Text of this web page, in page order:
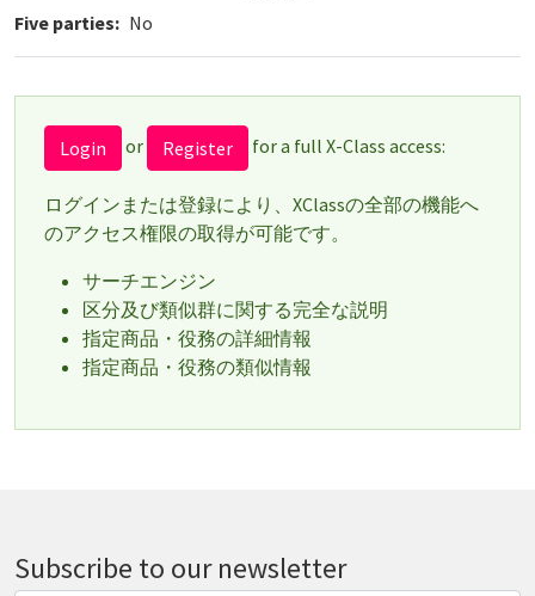
Five parties No
Login or Register for a full X-Class access:
ログインまたは登録により、XClassの全部の機能へ
のアクセス権限の取得が可能です。
サーチエンジン
区分及び類似群に関する完全な説明
指定商品・役務の詳細情報
指定商品・役務の類似情報
Subscribe to our newsletter